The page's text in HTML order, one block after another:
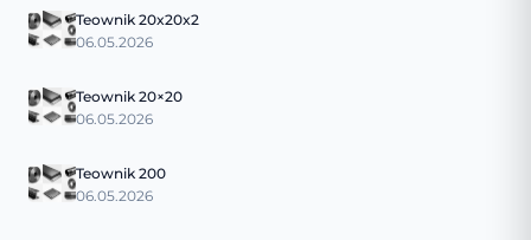
Teownik 20x20x2
06.05.2026
Teownik 20×20
06.05.2026
Teownik 200
06.05.2026